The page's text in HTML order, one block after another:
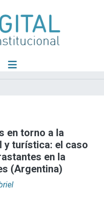
en torno a la
y turística: el caso
en la
(Argentina)